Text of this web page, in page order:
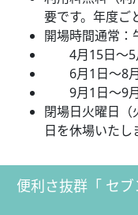
要です。年度ご
開場時間通常
4月15日～5
6月1日～8月
9月1日～9月
閉場日火曜日（
日を休場いたし
便利さ抜群「 セブ